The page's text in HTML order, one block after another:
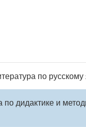
по русскому
по дидактике и